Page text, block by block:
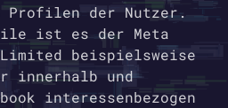
Profilen der Nutzer.
ist es der Meta
beispielsweise
innerhalb und
interessenbezogen